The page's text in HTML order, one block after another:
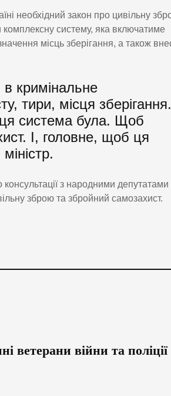
необхідний закон про цивільну
систему, яка включатиме
місць зберігання, а також
кримінальне
тири, місця зберігання.
система була. Щоб
І, головне, щоб ця
консультації з народними
зброю та збройний самозахист.
війни та поліції